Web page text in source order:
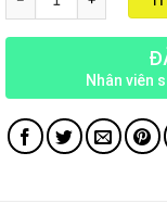
Nhân viên